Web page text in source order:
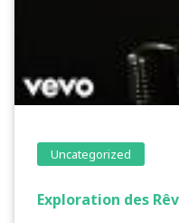
Uncategorized
Exploration des